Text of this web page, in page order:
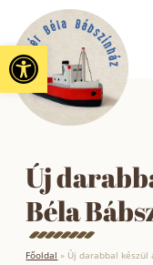
Eszköztár
Új
Béla
Főoldal » Új darabbal készül